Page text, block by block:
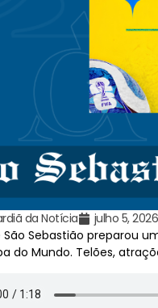
da Notícia julho 5, 2026
São Sebastião preparou
do Mundo. Telões,